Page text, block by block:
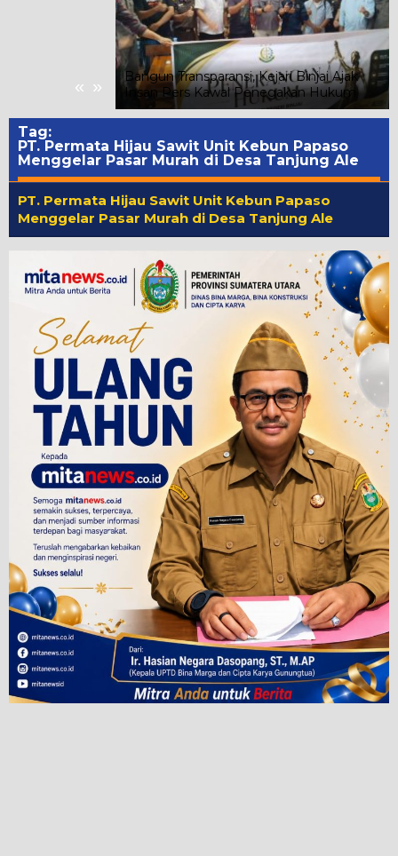
« »
Bangun Transparansi, Kejari Binjai Ajak
Insan Pers Kawal Penegakan Hukum
Tag:
PT. Permata Hijau Sawit Unit Kebun Papaso
Menggelar Pasar Murah di Desa Tanjung Ale
PT. Permata Hijau Sawit Unit Kebun Papaso
Menggelar Pasar Murah di Desa Tanjung Ale